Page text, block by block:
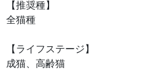
【推奨種】
全猫種
【ライフステージ】
成猫、高齢猫